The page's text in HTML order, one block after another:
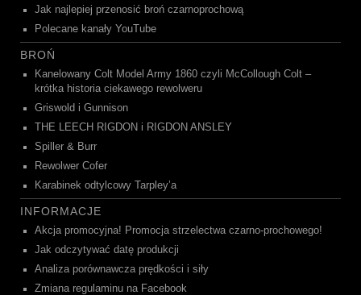
Jak najlepiej przenosić broń czarnoprochową
Polecane kanały YouTube
BROŃ
Kanelowany Colt Model Army 1860 czyli McCollough Colt –
krótka historia ciekawego rewolweru
Griswold i Gunnison
THE LEECH RIGDON i RIGDON ANSLEY
Spiller & Burr
Rewolwer Cofer
Karabinek odtylcowy Tarpley’a
INFORMACJE
Akcja promocyjna! Promocja strzelectwa czarno-prochowego!
Jak odczytywać datę produkcji
Analiza porównawcza prędkości i siły
Zmiana regulaminu na Facebook